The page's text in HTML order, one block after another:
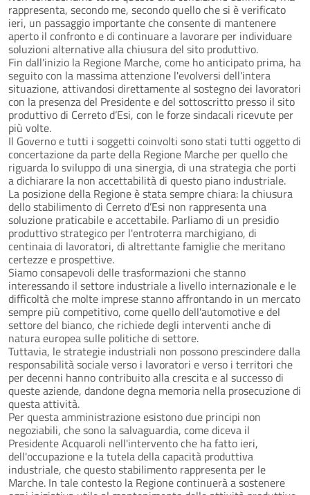
rappresenta, secondo me, secondo quello che si è verificato
ieri, un passaggio importante che consente di mantenere
aperto il confronto e di continuare a lavorare per individuare
soluzioni alternative alla chiusura del sito produttivo.
Fin dall'inizio la Regione Marche, come ho anticipato prima, ha
seguito con la massima attenzione l'evolversi dell'intera
situazione, attivandosi direttamente al sostegno dei lavoratori
con la presenza del Presidente e del sottoscritto presso il sito
produttivo di Cerreto d’Esi, con le forze sindacali ricevute per
più volte.
Il Governo e tutti i soggetti coinvolti sono stati tutti oggetto di
concertazione da parte della Regione Marche per quello che
riguarda lo sviluppo di una sinergia, di una strategia che porti
a dichiarare la non accettabilità di questo piano industriale.
La posizione della Regione è stata sempre chiara: la chiusura
dello stabilimento di Cerreto d’Esi non rappresenta una
soluzione praticabile e accettabile. Parliamo di un presidio
produttivo strategico per l'entroterra marchigiano, di
centinaia di lavoratori, di altrettante famiglie che meritano
certezze e prospettive.
Siamo consapevoli delle trasformazioni che stanno
interessando il settore industriale a livello internazionale e le
difficoltà che molte imprese stanno affrontando in un mercato
sempre più competitivo, come quello dell'automotive e del
settore del bianco, che richiede degli interventi anche di
natura europea sulle politiche di settore.
Tuttavia, le strategie industriali non possono prescindere dalla
responsabilità sociale verso i lavoratori e verso i territori che
per decenni hanno contribuito alla crescita e al successo di
queste aziende, dandone degna memoria nella prosecuzione di
questa attività.
Per questa amministrazione esistono due principi non
negoziabili, che sono la salvaguardia, come diceva il
Presidente Acquaroli nell'intervento che ha fatto ieri,
dell'occupazione e la tutela della capacità produttiva
industriale, che questo stabilimento rappresenta per le
Marche. In tale contesto la Regione continuerà a sostenere